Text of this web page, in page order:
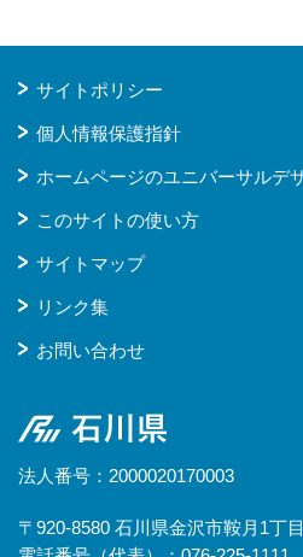
サイトポリシー
個人情報保護指針
ホームページのユニバーサルデ
このサイトの使い方
サイトマップ
リンク集
お問い合わせ
石川県
法人番号：2000020170003
〒920-8580 石川県金沢市鞍月1丁